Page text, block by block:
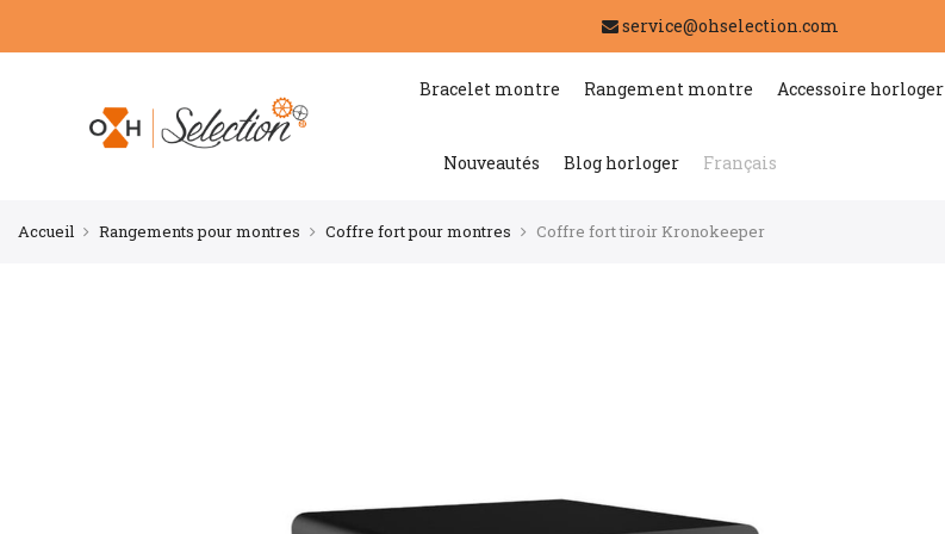
service@ohselection.com
Bracelet montre Rangement montre Accessoire horloger
Nouveautés Blog horloger Français
Accueil Rangements pour montres Coffre fort pour montres Coffre fort tiroir Kronokeeper